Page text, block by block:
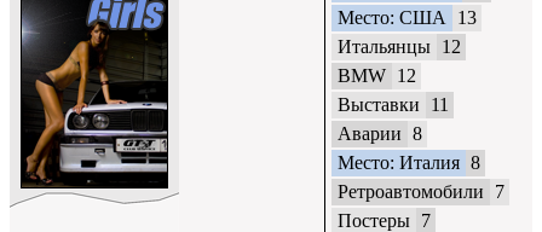
Место: США
13
Итальянцы 12
BMW 12
Выставки
11
Аварии 8
Место: Италия 8
Ретроавтомобили
7
Постеры 7